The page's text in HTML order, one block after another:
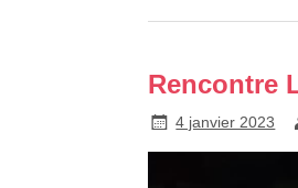
Rencontre
4 janvier 2023